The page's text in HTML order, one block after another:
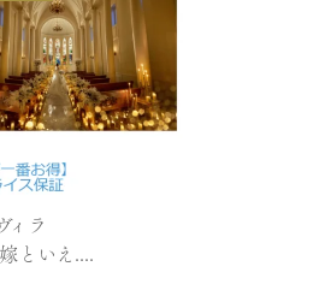
ィラ
といえ....